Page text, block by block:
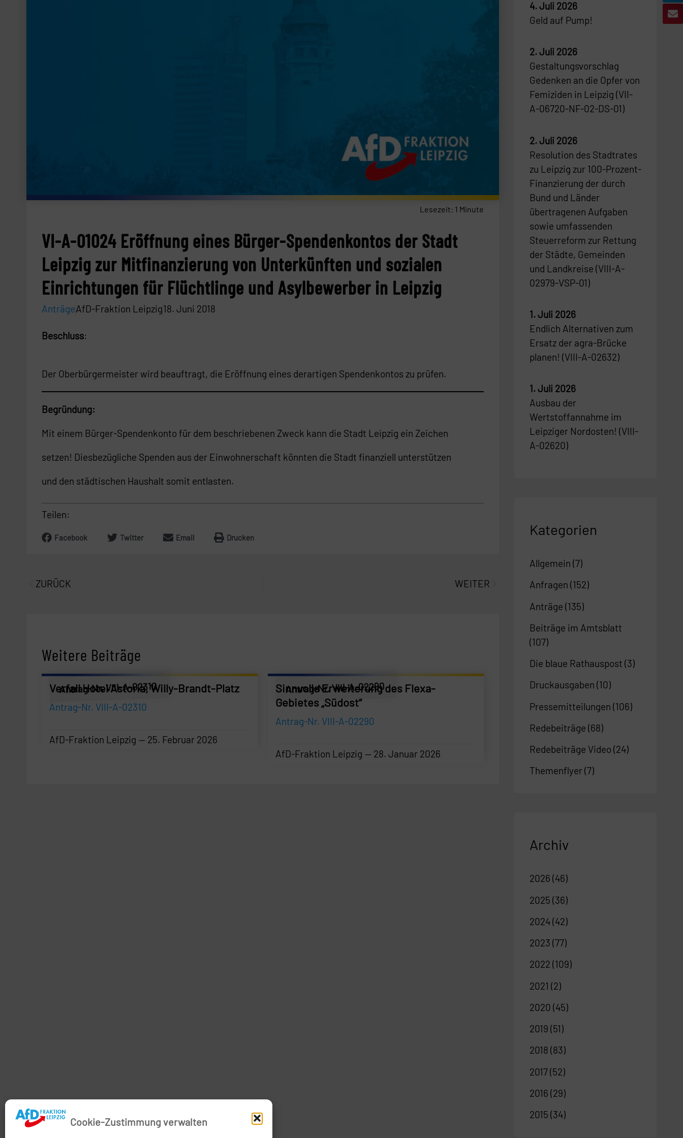
Cookie-Zustimmung verwalten
Lesezeit: 1 Minute
VI-A-01024 Eröffnung eines Bürger-Spendenkontos der Stadt
Leipzig zur Mitfinanzierung von Unterkünften und sozialen
Einrichtungen für Flüchtlinge und Asylbewerber in Leipzig
AnträgeAfD-Fraktion Leipzig18. Juni 2018
Beschluss:
Der Oberbürgermeister wird beauftragt, die Eröffnung eines derartigen Spendenkontos zu prüfen.
Begründung:
Mit einem Bürger-Spendenkonto für dem beschriebenen Zweck kann die Stadt Leipzig ein Zeichen
setzen! Diesbezügliche Spenden aus der Einwohnerschaft könnten die Stadt finanziell unterstützen
und den städtischen Haushalt somit entlasten.
Teilen:
Facebook Twitter Email Drucken
ZURÜCK WEITER
Weitere Beiträge
Antrag-Nr. VIII-A-02310
Verfall Hotel Astoria, Willy-Brandt-Platz
Antrag-Nr. VIII-A-02310
AfD-Fraktion Leipzig 25. Februar 2026
AfD-Fraktion Leipzig — 25. Februar 2026
Antrag-Nr. VIII-A-02290
Sinnvolle Erweiterung des Flexa-
Gebietes „Südost“
Antrag-Nr. VIII-A-02290
AfD-Fraktion Leipzig 28. Januar 2026
AfD-Fraktion Leipzig — 28. Januar 2026
Geld auf Pump!
4. Juli 2026
Gestaltungsvorschlag
Gedenken an die Opfer von
Femiziden in Leipzig (VII-
A-06720-NF-02-DS-01)
2. Juli 2026
Resolution des Stadtrates
zu Leipzig zur 100-Prozent-
Finanzierung der durch
Bund und Länder
übertragenen Aufgaben
sowie umfassenden
Steuerreform zur Rettung
der Städte, Gemeinden
und Landkreise (VIII-A-
02979-VSP-01)
2. Juli 2026
Endlich Alternativen zum
Ersatz der agra-Brücke
planen! (VIII-A-02632)
1. Juli 2026
Ausbau der
Wertstoffannahme im
Leipziger Nordosten! (VIII-
A-02620)
1. Juli 2026
Kategorien
Allgemein (7)
Anfragen (152)
Anträge (135)
Beiträge im Amtsblatt
(107)
Die blaue Rathauspost (3)
Druckausgaben (10)
Pressemitteilungen (106)
Redebeiträge (68)
Redebeiträge Video (24)
Themenflyer(7)
Archiv
2026 (46)
2025 (36)
2024 (42)
2023 (77)
2022 (109)
2021 (2)
2020 (45)
2019 (51)
2018 (83)
2017(52)
2016 (29)
2015 (34)